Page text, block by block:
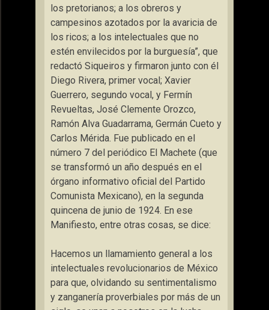
los pretorianos; a los obreros y
campesinos azotados por la avaricia de
los ricos; a los intelectuales que no
estén envilecidos por la burguesía”, que
redactó Siqueiros y firmaron junto con él
Diego Rivera, primer vocal; Xavier
Guerrero, segundo vocal, y Fermín
Revueltas, José Clemente Orozco,
Ramón Alva Guadarrama, Germán Cueto y
Carlos Mérida. Fue publicado en el
número 7 del periódico El Machete (que
se transformó un año después en el
órgano informativo oficial del Partido
Comunista Mexicano), en la segunda
quincena de junio de 1924. En ese
Manifiesto, entre otras cosas, se dice:
Hacemos un llamamiento general a los
intelectuales revolucionarios de México
para que, olvidando su sentimentalismo
y zanganería proverbiales por más de un